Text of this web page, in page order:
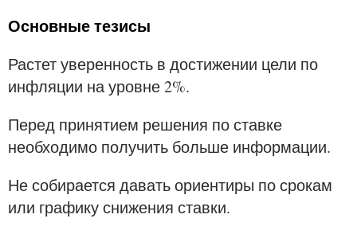
Основные тезисы
Растет уверенность в достижении цели по
инфляции на уровне 2%.
Перед принятием решения по ставке
необходимо получить больше информации.
Не собирается давать ориентиры по срокам
или графику снижения ставки.